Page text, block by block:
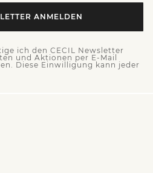
ANMELDEN
ich den CECIL Newsletter
und Aktionen per E-Mail
Diese Einwilligung kann jeder